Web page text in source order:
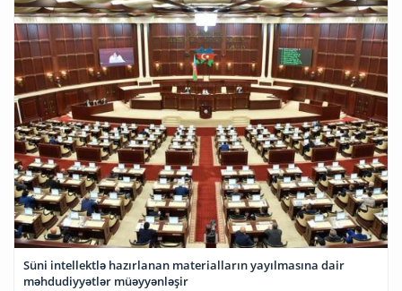
Süni intellektlə hazırlanan materialların yayılmasına dair
məhdudiyyətlər müəyyənləşir